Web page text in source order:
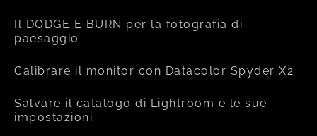
Il DODGE E BURN per la fotografia di
paesaggio
Calibrare il monitor con Datacolor Spyder X2
Salvare il catalogo di Lightroom e le sue
impostazioni